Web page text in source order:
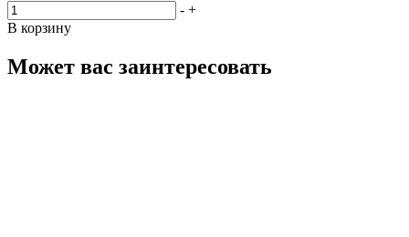
- +
В корзину
Может вас заинтересовать